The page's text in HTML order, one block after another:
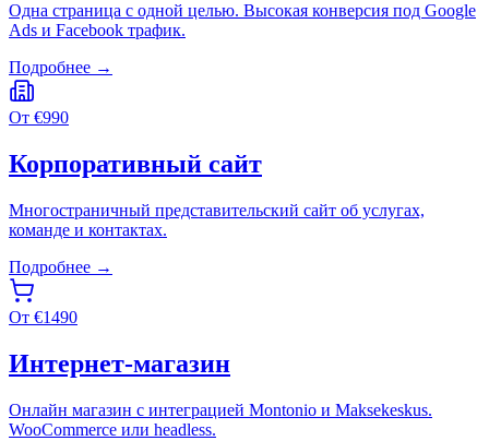
Одна страница с одной целью. Высокая конверсия под Google
Ads и Facebook трафик.
Подробнее →
От €990
Корпоративный сайт
Многостраничный представительский сайт об услугах,
команде и контактах.
Подробнее →
От €1490
Интернет-магазин
Онлайн магазин с интеграцией Montonio и Maksekeskus.
WooCommerce или headless.